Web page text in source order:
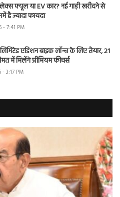
फ्यूल या EV कार? नई गाड़ी खरीदने से
है ज्यादा फायदा
- 7:41 PM
एडिशन बाइक लॉन्च के लिए तैयार, 21
में मिलेंगे प्रीमियम फीचर्स
3:17 PM